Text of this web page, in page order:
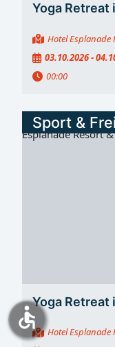
Yoga Retreat
Hotel Esplanade
03.10.2026 -
00:00
Sport &
Yoga Retreat
Hotel Esplanade
accessible